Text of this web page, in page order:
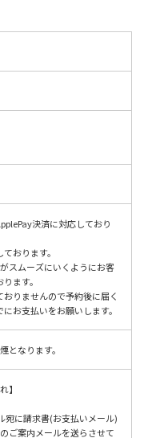
決済に対応しており
おります。
スムーズにいくようにお客
ます。
りませんので予約後に届く
お支払いをお願いします。
となります。
】
に請求書(お支払いメール)
ご案内メールを送らさせて